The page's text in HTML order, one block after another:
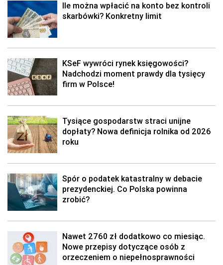
Ile można wpłacić na konto bez kontroli
skarbówki? Konkretny limit
KSeF wywróci rynek księgowości?
Nadchodzi moment prawdy dla tysięcy
firm w Polsce!
Tysiące gospodarstw straci unijne
dopłaty? Nowa definicja rolnika od 2026
roku
Spór o podatek katastralny w debacie
prezydenckiej. Co Polska powinna
zrobić?
Nawet 2760 zł dodatkowo co miesiąc.
Nowe przepisy dotyczące osób z
orzeczeniem o niepełnosprawności